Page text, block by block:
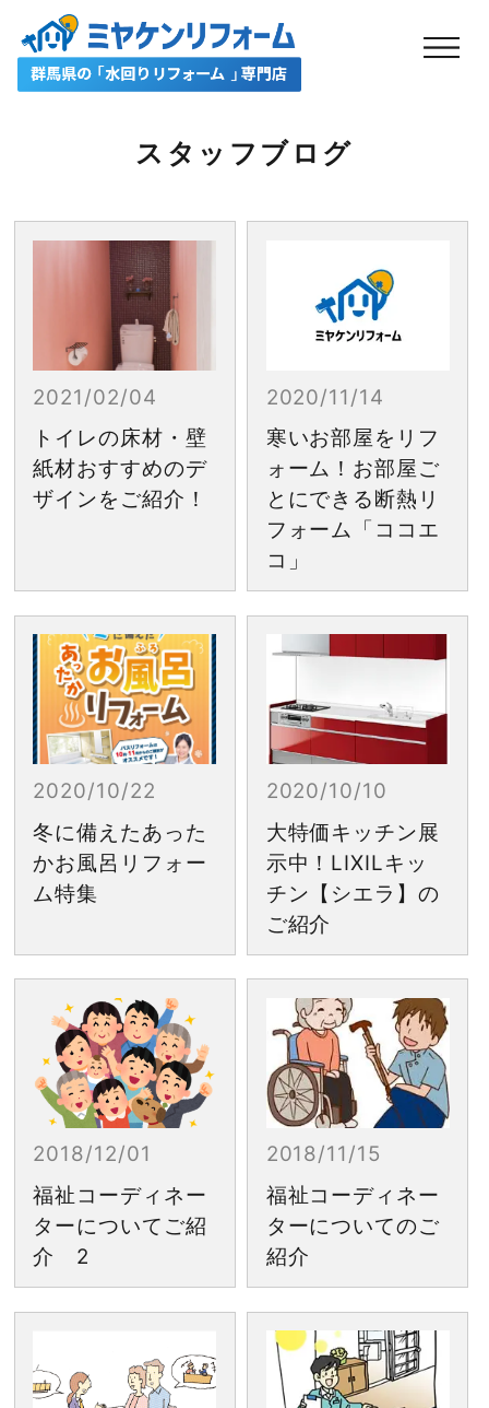
スタッフブログ
2021/02/04
トイレの床材・壁
紙材おすすめのデ
ザインをご紹介！
2020/11/14
寒いお部屋をリフ
ォーム！お部屋ご
とにできる断熱リ
フォーム「ココエ
コ」
2020/10/22
冬に備えたあった
かお風呂リフォー
ム特集
2020/10/10
大特価キッチン展
示中！LIXILキッ
チン【シエラ】の
ご紹介
2018/12/01
福祉コーディネー
ターについてご紹
介 2
2018/11/15
福祉コーディネー
ターについてのご
紹介